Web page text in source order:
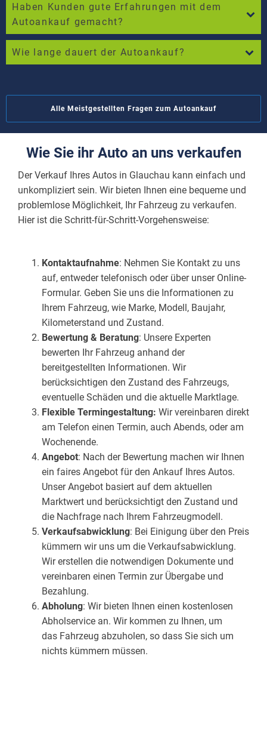
Haben Kunden gute Erfahrungen mit dem
Autoankauf gemacht?
Wie lange dauert der Autoankauf?
Alle Meistgestellten Fragen zum Autoankauf
Wie Sie ihr Auto an uns verkaufen
Der Verkauf Ihres Autos in Glauchau kann einfach und
unkompliziert sein. Wir bieten Ihnen eine bequeme und
problemlose Möglichkeit, Ihr Fahrzeug zu verkaufen.
Hier ist die Schritt-für-Schritt-Vorgehensweise:
Kontaktaufnahme: Nehmen Sie Kontakt zu uns
auf, entweder telefonisch oder über unser Online-
Formular. Geben Sie uns die Informationen zu
Ihrem Fahrzeug, wie Marke, Modell, Baujahr,
Kilometerstand und Zustand.
Bewertung & Beratung: Unsere Experten
bewerten Ihr Fahrzeug anhand der
bereitgestellten Informationen. Wir
berücksichtigen den Zustand des Fahrzeugs,
eventuelle Schäden und die aktuelle Marktlage.
Flexible Termingestaltung: Wir vereinbaren direkt
am Telefon einen Termin, auch Abends, oder am
Wochenende.
Angebot: Nach der Bewertung machen wir Ihnen
ein faires Angebot für den Ankauf Ihres Autos.
Unser Angebot basiert auf dem aktuellen
Marktwert und berücksichtigt den Zustand und
die Nachfrage nach Ihrem Fahrzeugmodell.
Verkaufsabwicklung: Bei Einigung über den Preis
kümmern wir uns um die Verkaufsabwicklung.
Wir erstellen die notwendigen Dokumente und
vereinbaren einen Termin zur Übergabe und
Bezahlung.
Abholung: Wir bieten Ihnen einen kostenlosen
Abholservice an. Wir kommen zu Ihnen, um
das Fahrzeug abzuholen, so dass Sie sich um
nichts kümmern müssen.